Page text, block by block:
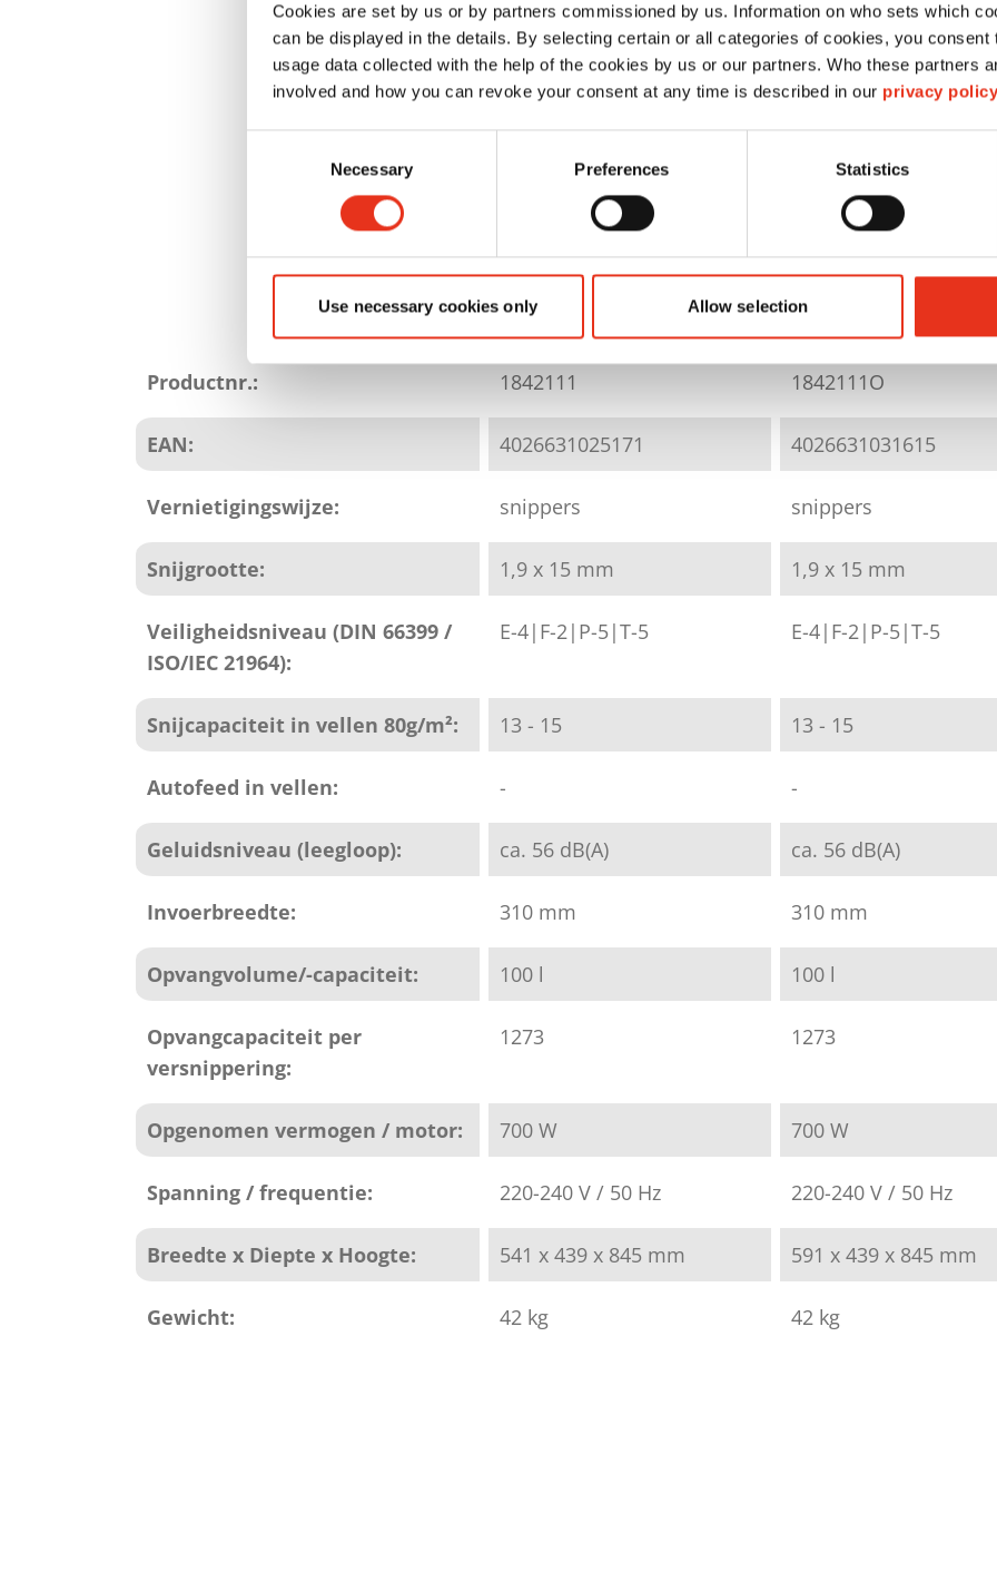
Cookies are set by us or by partners commissioned by us. Information on who sets which
can be displayed in the details. By selecting certain or all categories of cookies, you
usage data collected with the help of the cookies by us or our partners. Who these partners
involved and how you can revoke your consent at any time is described in our privacy policy
Necessary Preferences Statistics
Use necessary cookies only Allow selection
Productattributen
HSM SECURIO
B34 - 1,9 x 15 mm
HSM SECURIO
B34 - 1,9 x 15
+ ext. autom.
olievoorz.
Productnr.: 1842111 1842111O
EAN: 4026631025171 4026631031615
Vernietigingswijze: snippers snippers
Snijgrootte: 1,9 x 15 mm 1,9 x 15 mm
Veiligheidsniveau (DIN 66399 /
ISO/IEC 21964):
E-4|F-2|P-5|T-5 E-4|F-2|P-5|T-5
Snijcapaciteit in vellen 80g/m²: 13 - 15 13 - 15
Autofeed in vellen: - -
Geluidsniveau (leegloop): ca. 56 dB(A) ca. 56 dB(A)
Invoerbreedte: 310 mm 310 mm
Opvangvolume/-capaciteit: 100 l 100 l
Opvangcapaciteit per
versnippering:
1273 1273
Opgenomen vermogen / motor: 700 W 700 W
Spanning / frequentie: 220-240 V / 50 Hz 220-240 V / 50 Hz
Breedte x Diepte x Hoogte: 541 x 439 x 845 mm 591 x 439 x 845 mm
Gewicht: 42 kg 42 kg